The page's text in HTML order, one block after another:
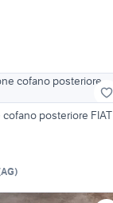
cofano posteriore FIAT
AG)